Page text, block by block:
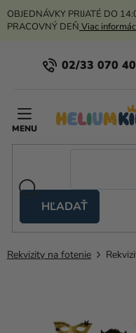
Prejsť
na
OBJEDNÁVKY PRIJATÉ DO
PRACOVNÝ DEŇ Viac
02/33 070
HĽADAŤ
stany
Kanekalon
balóny
Rekvizity na fotenie